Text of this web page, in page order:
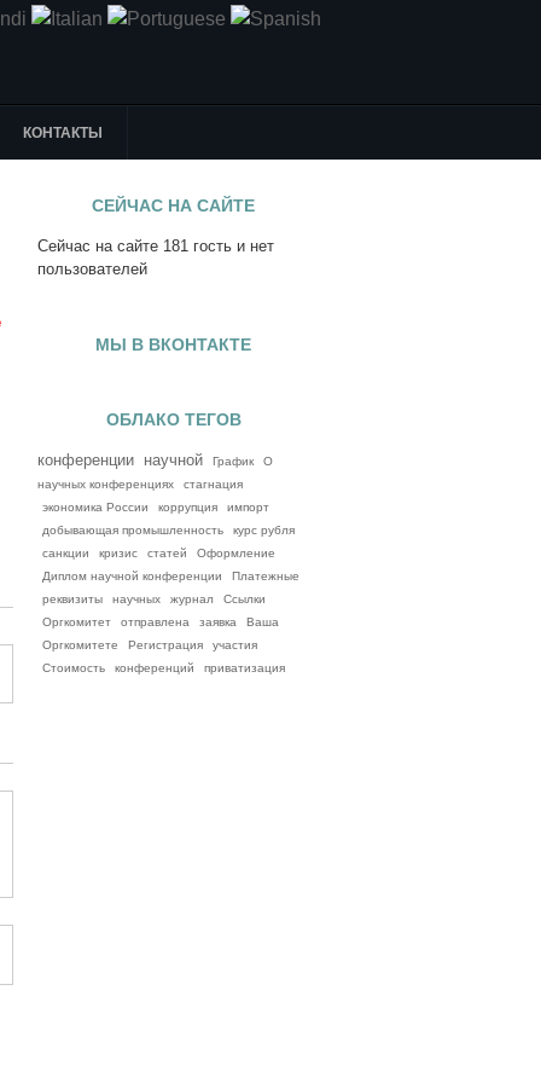
КОНТАКТЫ
СЕЙЧАС НА САЙТЕ
Сейчас на сайте 181 гость и нет
пользователей
МЫ В ВКОНТАКТЕ
ОБЛАКО ТЕГОВ
конференции научной График
О
научных конференциях
стагнация
экономика России
коррупция
импорт
добывающая промышленность
курс рубля
санкции
кризис статей
Оформление
Диплом научной конференции
Платежные
реквизиты
научных журнал
Ссылки
Оргкомитет
отправлена заявка
Ваша
Оргкомитете
Регистрация
участия
Стоимость
конференций приватизация